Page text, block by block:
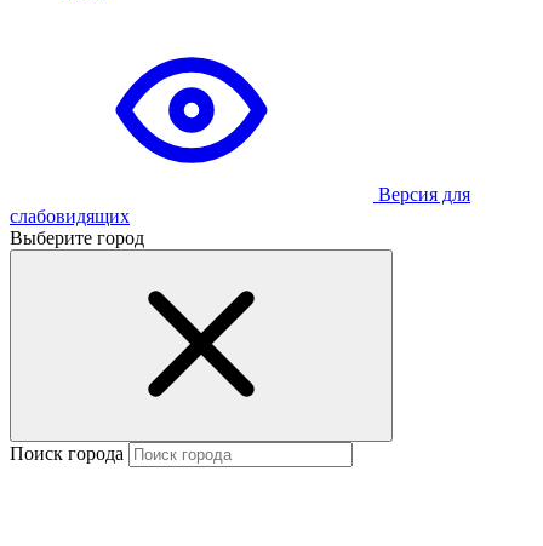
Версия для
слабовидящих
Выберите город
Поиск города